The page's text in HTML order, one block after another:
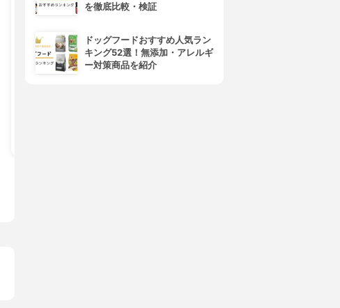
を徹底比較・検証
ドッグフードおすすめ人気ラン
キング52選！無添加・アレルギ
ー対策商品を紹介